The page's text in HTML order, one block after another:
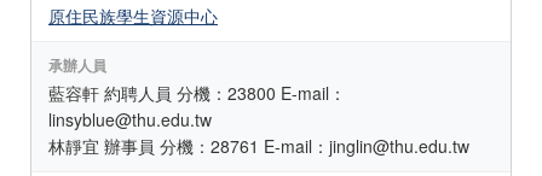
原住民族學生資源中心
承辦人員
藍容軒 約聘人員 分機：23800 E-mail：
linsyblue@thu.edu.tw
林靜宜 辦事員 分機：28761 E-mail：jinglin@thu.edu.tw